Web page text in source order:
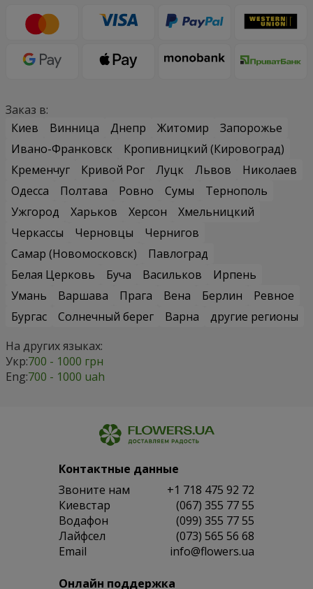
Заказ в:
Киев
Винница Днепр Житомир
Запорожье
Ивано-Франковск
Кропивницкий (Кировоград)
Кременчуг
Кривой Рог Луцк Львов
Николаев
Одесса
Полтава Ровно Сумы
Тернополь
Ужгород
Харьков Херсон
Хмельницкий
Черкассы
Черновцы
Чернигов
Самар (Новомосковск)
Павлоград
Белая Церковь
Буча Васильков
Ирпень
Умань
Варшава Прага Вена Берлин
Ревное
Бургас
Солнечный берег Варна
другие регионы
На других языках:
Укр:700 - 1000 грн
Eng:700 - 1000 uah
Контактные данные
Звоните нам
+1 718 475 92 72
Киевстар
(067) 355 77 55
Водафон
(099) 355 77 55
Лайфсел
(073) 565 56 68
Email
info@flowers.ua
Онлайн поддержка